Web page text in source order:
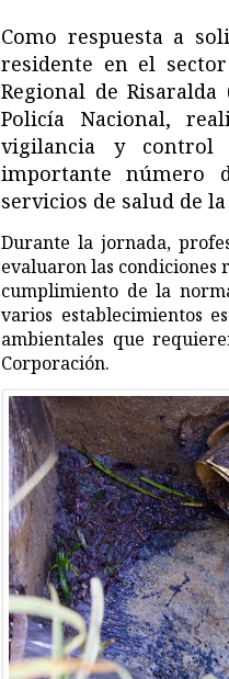
Como respuesta a
residente en el
Regional de
Policía Nacional,
vigilancia y
importante número
servicios de salud de
Durante la jornada,
evaluaron las condiciones
cumplimiento de la
varios establecimientos
ambientales que
Corporación.